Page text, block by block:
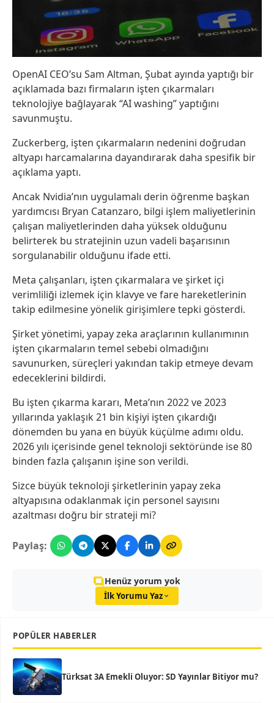
OpenAI CEO’su Sam Altman, Şubat ayında yaptığı bir
açıklamada bazı firmaların işten çıkarmaları
teknolojiye bağlayarak “AI washing” yaptığını
savunmuştu.
Zuckerberg, işten çıkarmaların nedenini doğrudan
altyapı harcamalarına dayandırarak daha spesifik bir
açıklama yaptı.
Ancak Nvidia’nın uygulamalı derin öğrenme başkan
yardımcısı Bryan Catanzaro, bilgi işlem maliyetlerinin
çalışan maliyetlerinden daha yüksek olduğunu
belirterek bu stratejinin uzun vadeli başarısının
sorgulanabilir olduğunu ifade etti.
Meta çalışanları, işten çıkarmalara ve şirket içi
verimliliği izlemek için klavye ve fare hareketlerinin
takip edilmesine yönelik girişimlere tepki gösterdi.
Şirket yönetimi, yapay zeka araçlarının kullanımının
işten çıkarmaların temel sebebi olmadığını
savunurken, süreçleri yakından takip etmeye devam
edeceklerini bildirdi.
Bu işten çıkarma kararı, Meta’nın 2022 ve 2023
yıllarında yaklaşık 21 bin kişiyi işten çıkardığı
dönemden bu yana en büyük küçülme adımı oldu.
2026 yılı içerisinde genel teknoloji sektöründe ise 80
binden fazla çalışanın işine son verildi.
Sizce büyük teknoloji şirketlerinin yapay zeka
altyapısına odaklanmak için personel sayısını
azaltması doğru bir strateji mi?
Paylaş:
Henüz yorum yok
İlk Yorumu Yaz
POPÜLER HABERLER
Türksat 3A Emekli Oluyor: SD Yayınlar Bitiyor mu?